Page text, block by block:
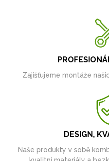
Zajišťujeme montáže
DESIGN,
Naše produkty v sobě